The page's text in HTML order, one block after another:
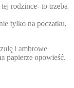
rodzince- to trzeba
tylko na poczatku,
i ambrowe
papierze opowieść.